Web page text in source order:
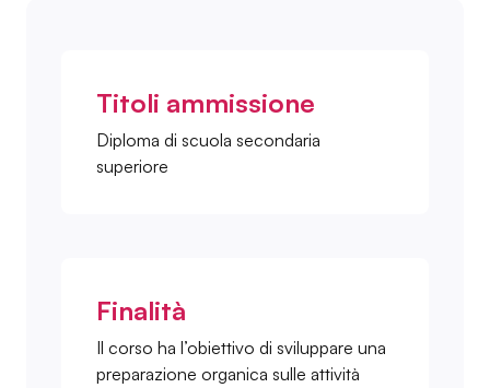
Titoli ammissione
Diploma di scuola secondaria
superiore
Finalità
Il corso ha l’obiettivo di sviluppare una
preparazione organica sulle attività